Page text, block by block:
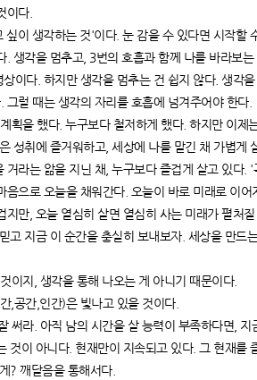
이다.
이 생각하는 것'이다. 눈 감을 수 있다면 시작할
. 생각을 멈추고, 3번의 호흡과 함께 나를 바라보
이다. 하지만 생각을 멈추는 건 쉽지 않다. 생각
럴 때는 생각의 자리를 호흡에 넘겨주어야 한다.
획을 했다. 누구보다 철저하게 했다. 하지만 이제
성취에 즐거워하고, 세상에 나를 맡긴 채 가볍게
거라는 앎을 지닌 채, 누구보다 즐겁게 살고 있다.
으로 오늘을 채워간다. 오늘이 바로 미래로 이
만, 오늘 열심히 살면 열심히 사는 미래가 펼처
고 지금 이 순간을 충실히 보내보자. 세상을 만드
이지, 생각을 통해 나오는 게 아니기 때문이다.
,공간,인간)은 빛나고 있을 것이다.
써라. 아직 남의 시간을 살 능력이 부족하다면,
것이 아니다. 현재만이 지속되고 있다. 그 현재를
? 깨달음을 통해서다.